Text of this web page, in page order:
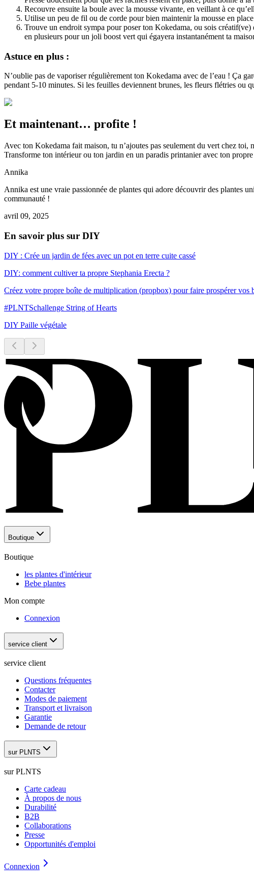
Recouvre ensuite la boule avec la mousse vivante, en veillant à ce
Utilise un peu de fil ou de corde pour bien maintenir la mousse en
Trouve un endroit sympa pour poser ton Kokedama, ou sois
en plusieurs pour un joli boost vert qui égayera instantanément ta
Astuce en plus :
N’oublie pas de vaporiser régulièrement ton Kokedama avec de l’eau ! Ça
pendant 5-10 minutes. Si les feuilles deviennent brunes, les fleurs flétries ou
Et maintenant… profite !
Avec ton Kokedama fait maison, tu n’ajoutes pas seulement du vert chez toi,
Transforme ton intérieur ou ton jardin en un paradis printanier avec ton
Annika
Annika est une vraie passionnée de plantes qui adore découvrir des plantes
communauté !
avril 09, 2025
En savoir plus sur DIY
DIY : Crée un jardin de fées avec un pot en terre cuite cassé
DIY: comment cultiver ta propre Stephania Erecta ?
Créez votre propre boîte de multiplication (propbox) pour faire prospérer vos
#PLNTSchallenge String of Hearts
DIY Paille végétale
Boutique
Boutique
les plantes d'intérieur
Bebe plantes
Mon compte
Connexion
service client
service client
Questions fréquentes
Contacter
Modes de paiement
Transport et livraison
Garantie
Demande de retour
sur PLNTS
sur PLNTS
Carte cadeau
À propos de nous
Durabilité
B2B
Collaborations
Presse
Opportunités d'emploi
Connexion